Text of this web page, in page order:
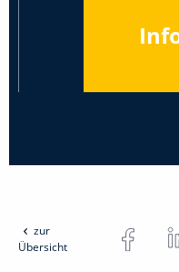
zur
Übersicht